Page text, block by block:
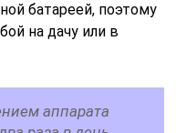
батареей, поэтому
на дачу или в
аппарата